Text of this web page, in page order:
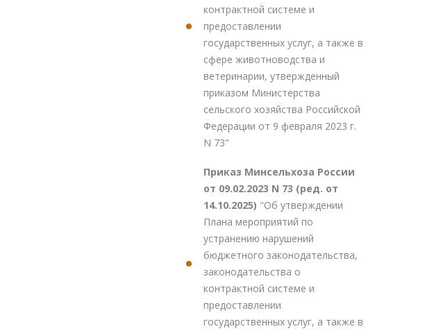
контрактной системе и
предоставлении
государственных услуг, а также в
сфере животноводства и
ветеринарии, утвержденный
приказом Министерства
сельского хозяйства Российской
Федерации от 9 февраля 2023 г.
N 73"
Приказ Минсельхоза России
от 09.02.2023 N 73 (ред. от
14.10.2025) "Об утверждении
Плана мероприятий по
устранению нарушений
бюджетного законодательства,
законодательства о
контрактной системе и
предоставлении
государственных услуг, а также в